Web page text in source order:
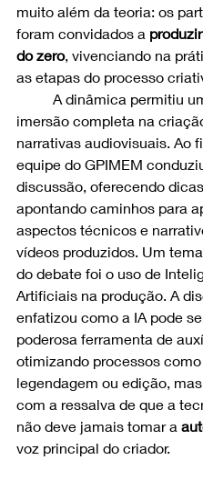
muito além da teoria: os
foram convidados a
do zero, vivenciando na
as etapas do processo
imersão completa na
narrativas audiovisuais. Ao
equipe do GPIMEM
discussão, oferecendo
apontando caminhos para
aspectos técnicos e
vídeos produzidos. Um
do debate foi o uso de
Artificiais na produção. A
enfatizou como a IA pode
poderosa ferramenta de
otimizando processos como
legendagem ou edição,
com a ressalva de que a
não deve jamais tomar a
voz principal do criador.